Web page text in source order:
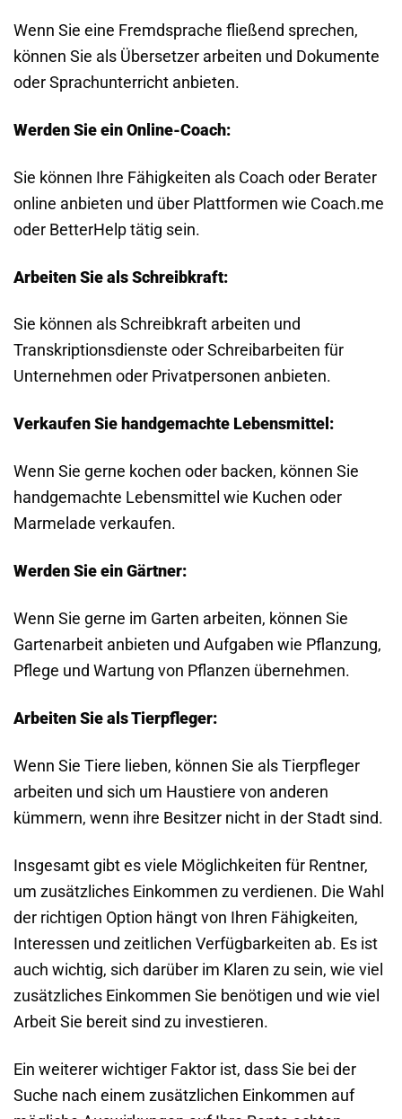
Wenn Sie eine Fremdsprache fließend sprechen,
können Sie als Übersetzer arbeiten und Dokumente
oder Sprachunterricht anbieten.
Werden Sie ein Online-Coach:
Sie können Ihre Fähigkeiten als Coach oder Berater
online anbieten und über Plattformen wie Coach.me
oder BetterHelp tätig sein.
Arbeiten Sie als Schreibkraft:
Sie können als Schreibkraft arbeiten und
Transkriptionsdienste oder Schreibarbeiten für
Unternehmen oder Privatpersonen anbieten.
Verkaufen Sie handgemachte Lebensmittel:
Wenn Sie gerne kochen oder backen, können Sie
handgemachte Lebensmittel wie Kuchen oder
Marmelade verkaufen.
Werden Sie ein Gärtner:
Wenn Sie gerne im Garten arbeiten, können Sie
Gartenarbeit anbieten und Aufgaben wie Pflanzung,
Pflege und Wartung von Pflanzen übernehmen.
Arbeiten Sie als Tierpfleger:
Wenn Sie Tiere lieben, können Sie als Tierpfleger
arbeiten und sich um Haustiere von anderen
kümmern, wenn ihre Besitzer nicht in der Stadt sind.
Insgesamt gibt es viele Möglichkeiten für Rentner,
um zusätzliches Einkommen zu verdienen. Die Wahl
der richtigen Option hängt von Ihren Fähigkeiten,
Interessen und zeitlichen Verfügbarkeiten ab. Es ist
auch wichtig, sich darüber im Klaren zu sein, wie viel
zusätzliches Einkommen Sie benötigen und wie viel
Arbeit Sie bereit sind zu investieren.
Ein weiterer wichtiger Faktor ist, dass Sie bei der
Suche nach einem zusätzlichen Einkommen auf